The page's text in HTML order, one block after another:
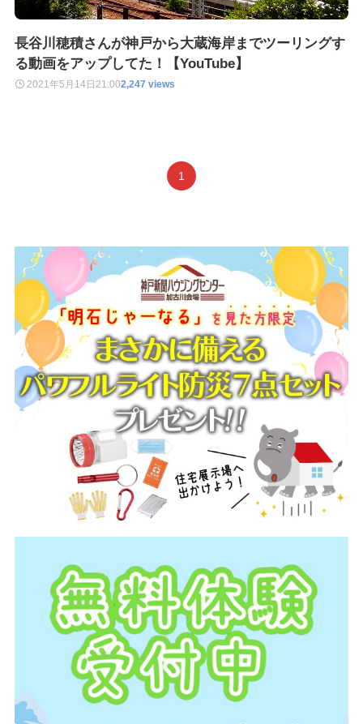
長谷川穂積さんが神戸から大蔵海岸までツーリングす
る動画をアップしてた！【YouTube】
2021年5月14日 21:002,247 views
1